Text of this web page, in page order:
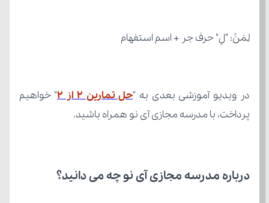
لِمَنْ: "لِ" حرف جر + اسم استفهام
در ویدیو آموزشی بعدی به "حل تمارین ۲ از ۲
پرداخت، با مدرسه مجازی آی نو همراه باشید.
درباره مدرسه مجازی آی نو چه می‌ دانید؟